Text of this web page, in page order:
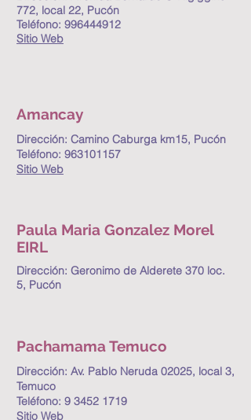
772, local 22, Pucón
Teléfono: 996444912
Sitio Web
Amancay
Dirección: Camino Caburga km15, Pucón
Teléfono: 963101157
Sitio Web
Paula Maria Gonzalez Morel
EIRL
Dirección: Geronimo de Alderete 370 loc.
5, Pucón
Pachamama Temuco
Dirección: Av. Pablo Neruda 02025, local 3,
Temuco
Teléfono: 9 3452 1719
Sitio Web